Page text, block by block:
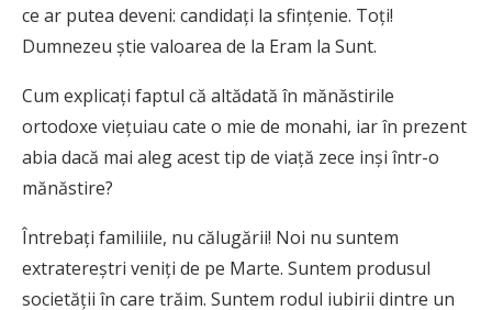
ce ar putea deveni: candidați la sfințenie. Toți!
Dumnezeu știe valoarea de la Eram la Sunt.
Cum explicați faptul că altădată în mănăstirile
ortodoxe viețuiau cate o mie de monahi, iar în prezent
abia dacă mai aleg acest tip de viață zece inși într-o
mănăstire?
Întrebați familiile, nu călugării! Noi nu suntem
extratereștri veniți de pe Marte. Suntem produsul
societății în care trăim. Suntem rodul iubirii dintre un